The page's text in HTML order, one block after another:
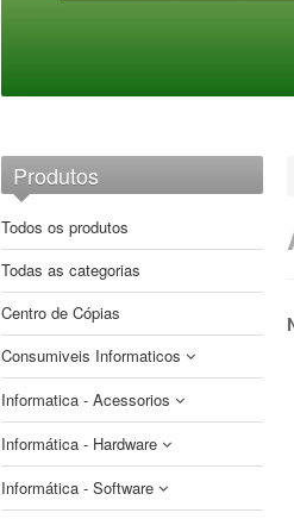
Produtos
Todos os produtos
Todas as categorias
Centro de Cópias
Consumiveis Informaticos
CDs e DVDs
Etiquetas
Compativeis
Fitas
Compativeis
Informatica - Acessorios
Auscultadores
Cabos e Adaptadores
Informática - Hardware
Armazenamento
Informática - Software